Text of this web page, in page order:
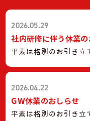
2026.05.29
社内研修に伴う休業
平素は格別のお引き立
業期間】 令和8年6月2日（火）〜令和8年6月5日
（金） （※令和8年6月
業いたします。） 休業期間中は、お電話でのお問
2026.04.22
GW休業のおしらせ
平素は格別のお引き立